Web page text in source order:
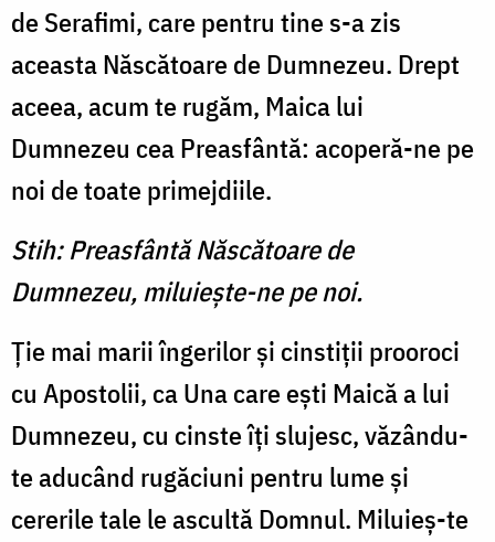
de Sera­fimi, care pentru tine s-a zis
aceasta Născătoare de Dum­nezeu. Drept
aceea, acum te ru­găm, Maica lui
Dumnezeu cea Preasfântă: acoperă-ne pe
noi de toate primejdiile.
Stih: Preasfântă Născătoare de
Dumnezeu, miluieşte-ne pe noi.
Ţie mai marii îngerilor şi cinstiţii prooroci
cu Apostolii, ca Una care eşti Maică a lui
Dum­nezeu, cu cinste îţi slujesc, văzându-
te aducând rugăciuni pentru lume şi
cererile tale le ascultă Domnul. Miluieş-te